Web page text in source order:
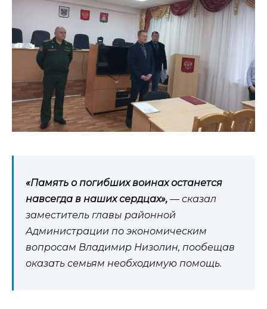
«Память о погибших воинах останется
навсегда в наших сердцах», — сказал
заместитель главы районной
Администрации по экономическим
вопросам Владимир Низолин, пообещав
оказать семьям необходимую помощь.